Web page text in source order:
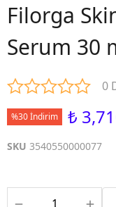
Filorga
Serum 30
0
%30 İndirim ₺
SKU 3540550000077